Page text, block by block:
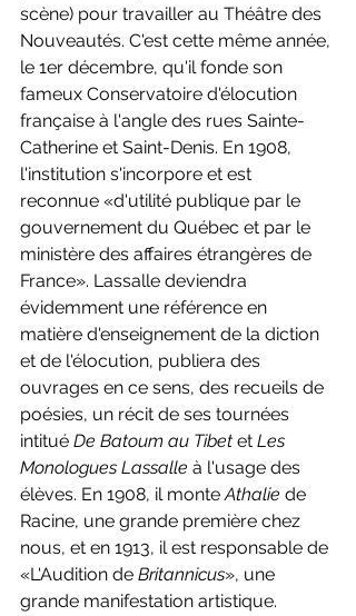
scène) pour travailler au Théâtre des
Nouveautés. C'est cette même année,
le 1er décembre, qu'il fonde son
fameux Conservatoire d'élocution
française à l'angle des rues Sainte-
Catherine et Saint-Denis. En 1908,
l'institution s'incorpore et est
reconnue «d'utilité publique par le
gouvernement du Québec et par le
ministère des affaires étrangères de
France». Lassalle deviendra
évidemment une référence en
matière d'enseignement de la diction
et de l'élocution, publiera des
ouvrages en ce sens, des recueils de
poésies, un récit de ses tournées
intitué De Batoum au Tibet et Les
Monologues Lassalle à l'usage des
élèves. En 1908, il monte Athalie de
Racine, une grande première chez
nous, et en 1913, il est responsable de
«L'Audition de Britannicus», une
grande manifestation artistique.